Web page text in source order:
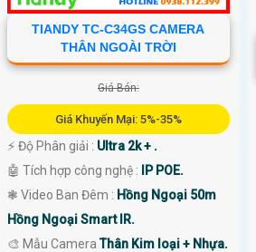
TIANDY TC-C34GS CAMERA
THÂN NGOÀI TRỜI
Giá Bán:
Giá Khuyến Mại: 5%-35%
️⚡ Độ Phân giải : Ultra 2k + .
🤖️ Tích hợp công nghệ :
IP POE.
❃ Video Ban Đêm : Hồng Ngoại 50m
Hồng Ngoại Smart IR.
🎨 Mẫu CameraThân Kim loại + Nhựa.